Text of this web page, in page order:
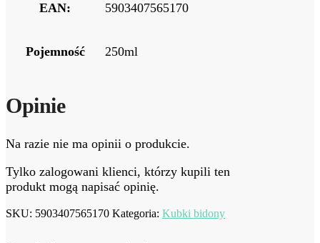
EAN: 5903407565170
Pojemność 250ml
Opinie
Na razie nie ma opinii o produkcie.
Tylko zalogowani klienci, którzy kupili ten
produkt mogą napisać opinię.
SKU: 5903407565170 Kategoria: Kubki bidony